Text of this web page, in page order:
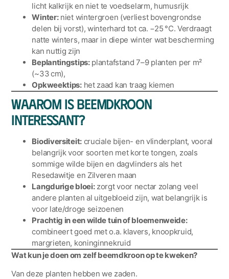
licht kalkrijk en niet te voedselarm, humusrijk
Winter:niet wintergroen (verliest bovengrondse
delen bij vorst), winterhard tot ca. −25 °C. Verdraagt
natte winters, maar in diepe winter wat bescherming
kan nuttig zijn
Beplantingstips:plantafstand 7–9 planten per m²
(~33 cm),
Opkweektips:het zaad kan traag kiemen
Waarom is Beemdkroon
interessant?
Biodiversiteit:cruciale bijen- en vlinderplant, vooral
belangrijk voor soorten met korte tongen, zoals
sommige wilde bijen en dagvlinders als het
Resedawitje en Zilveren maan
Langdurige bloei:zorgt voor nectar zolang veel
andere planten al uitgebloeid zijn, wat belangrijk is
voor late/droge seizoenen
Prachtig in een wilde tuin of bloemenweide:
combineert goed met o.a. klavers, knoopkruid,
margrieten, koninginnekruid
Wat kun je doen om zelf beemdkroon op te kweken?
Van deze planten hebben we zaden.